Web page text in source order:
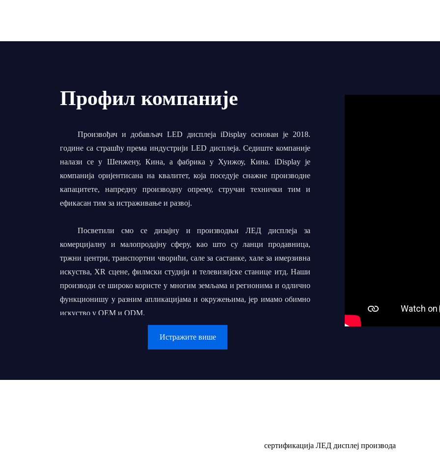
Профил компаније
Произвођач и добављач LED дисплеја iDisplay основан је 2018.
године са страшћу према индустрији LED дисплеја. Седиште компаније
налази се у Шенжену, Кина, а фабрика у Хуижоу, Кина. iDisplay је
компанија оријентисана на квалитет, која поседује снажне производне
капацитете, напредну производну опрему, стручан технички тим и
ефикасан тим за истраживање и развој.
Посветили смо се дизајну и производњи ЛЕД дисплеја за
комерцијалну и малопродајну сферу, као што су ланци продавница,
тржни центри, транспортни чворићи, сале за састанке, хале за имерзивна
искуства, XR сцене, филмски студији и телевизијске станице итд. Наши
производи се широко користе у многим земљама и регионима и одлично
функционишу у разним апликацијама и окружењима, јер имамо обимно
искуство у OEM и ODM.
Наш коначни циљ је да изградимо дугорочно партнерство за
хиљадама локалних велепродаваца или извођача ЛЕД дисплеја да својим
● Наставите да стварате вредности и пружате их купцима и друштву
Истражите више
сертификација ЛЕД дисплеј производа